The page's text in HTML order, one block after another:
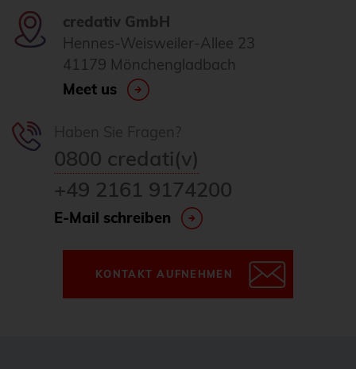
credativ GmbH
Hennes-Weisweiler-Allee 23
41179 Mönchengladbach
Meet us
0800 credati(v)
+49 2161 9174200
E-Mail schreiben
KONTAKT AUFNEHMEN